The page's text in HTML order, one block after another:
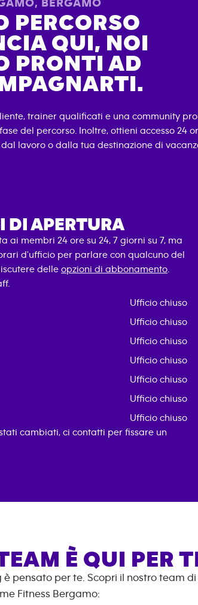
, BERGAMO
PERCORSO
QUI, NOI
PRONTI AD
trainer qualificati e una community
del percorso. Inoltre, ottieni accesso 24
lavoro o dalla tua destinazione di
DI APERTURA
ai membri 24 ore su 24, 7 giorni su 7, ma
d'ufficio per parlare con qualcuno del
delle opzioni di abbonamento
Ufficio chiuso
Ufficio chiuso
Ufficio chiuso
Ufficio chiuso
Ufficio chiuso
Ufficio chiuso
Ufficio chiuso
cambiati, ci contatti per fissare un
È QUI PER
è pensato per te. Scopri il nostro team di
Fitness Bergamo: